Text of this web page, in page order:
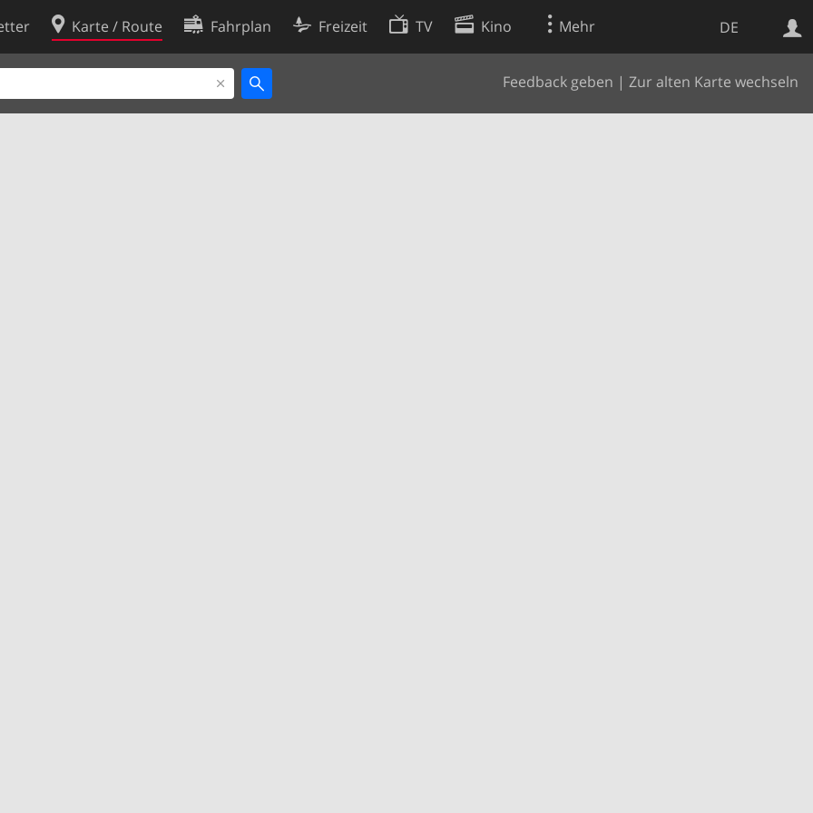
DE
Karte / Route Fahrplan Freizeit TV Kino Mehr
Feedback geben | Zur alten Karte wechseln
Websuche
Cookie-Richtlinie
Cookie-Einstellungen